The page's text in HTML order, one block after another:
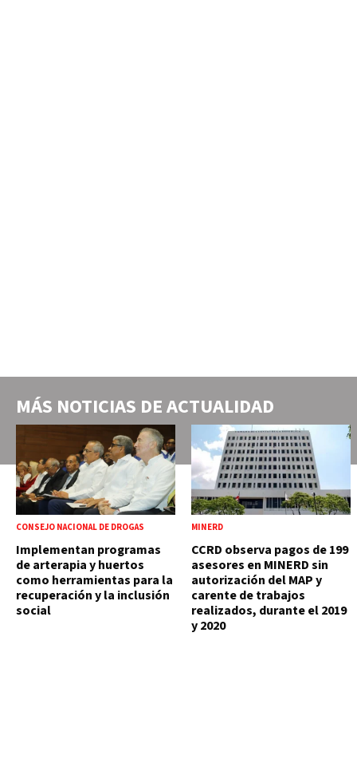
MÁS NOTICIAS DEACTUALIDAD
CONSEJO NACIONAL DE DROGAS
Implementan programas
de arterapia y huertos
como herramientas para la
recuperación y la inclusión
social
MINERD
CCRD observa pagos de 199
asesores en MINERD sin
autorización del MAP y
carente de trabajos
realizados, durante el 2019
y 2020